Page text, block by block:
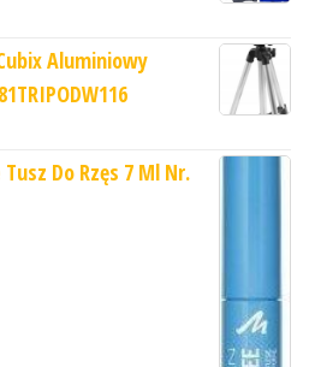
Aluminiowy
Do Rzęs 7 Ml Nr.